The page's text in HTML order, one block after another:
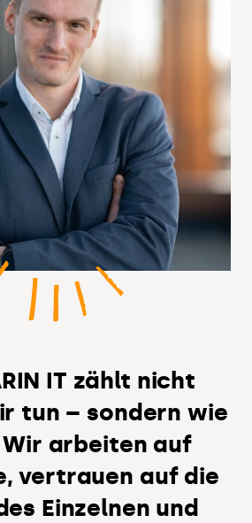
IT zählt nicht
tun – sondern wie
arbeiten auf
vertrauen auf die
Einzelnen und